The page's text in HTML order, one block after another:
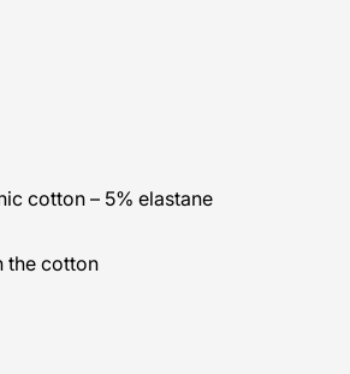
cotton – 5% elastane
the cotton